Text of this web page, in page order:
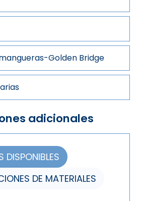
Golden Bridge
adicionales
DISPONIBLES
DE MATERIALES